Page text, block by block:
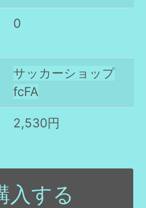
0
サッカーショップ
fcFA
2,530円
入する